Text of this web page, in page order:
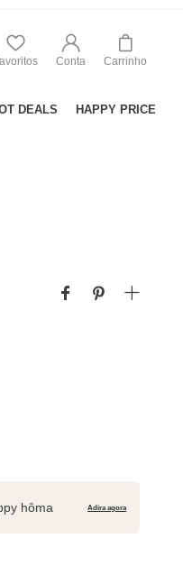
Conta Carrinho
DEALS HAPPY PRICE
hôma Adira agora